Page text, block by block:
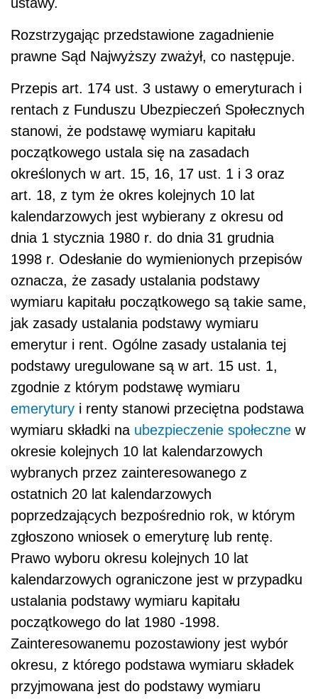
ustawy.
Rozstrzygając przedstawione zagadnienie
prawne Sąd Najwyższy zważył, co następuje.
Przepis art. 174 ust. 3 ustawy o emeryturach i
rentach z Funduszu Ubezpieczeń Społecznych
stanowi, że podstawę wymiaru kapitału
początkowego ustala się na zasadach
określonych w art. 15, 16, 17 ust. 1 i 3 oraz
art. 18, z tym że okres kolejnych 10 lat
kalendarzowych jest wybierany z okresu od
dnia 1 stycznia 1980 r. do dnia 31 grudnia
1998 r. Odesłanie do wymienionych przepisów
oznacza, że zasady ustalania podstawy
wymiaru kapitału początkowego są takie same,
jak zasady ustalania podstawy wymiaru
emerytur i rent. Ogólne zasady ustalania tej
podstawy uregulowane są w art. 15 ust. 1,
zgodnie z którym podstawę wymiaru
emerytury i renty stanowi przeciętna podstawa
wymiaru składki na ubezpieczenie społeczne w
okresie kolejnych 10 lat kalendarzowych
wybranych przez zainteresowanego z
ostatnich 20 lat kalendarzowych
poprzedzających bezpośrednio rok, w którym
zgłoszono wniosek o emeryturę lub rentę.
Prawo wyboru okresu kolejnych 10 lat
kalendarzowych ograniczone jest w przypadku
ustalania podstawy wymiaru kapitału
początkowego do lat 1980 -1998.
Zainteresowanemu pozostawiony jest wybór
okresu, z którego podstawa wymiaru składek
przyjmowana jest do podstawy wymiaru